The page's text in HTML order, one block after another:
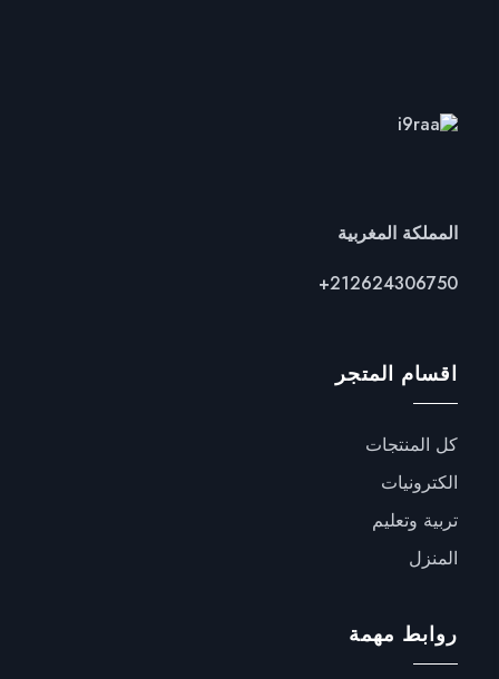
المملكة المغربية
212624306750
+
اقسام المتجر
كل المنتجات
الكترونيات
تربية وتعليم
المنزل
روابط مهمة